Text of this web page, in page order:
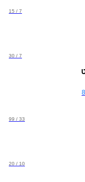
7 / 15
7 / 30
33 / 99
10 / 20